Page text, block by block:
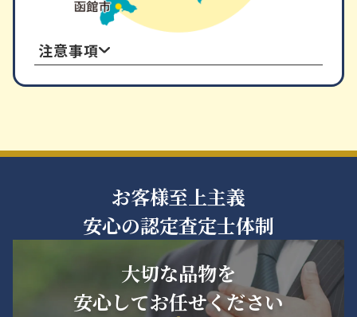
注意事項
コミックの同一タイトルは極力まとめて
帯やブックレット、説明書は書籍やケー
スの中に入れてご用意ください。
ゲーム機本体のケーブル類は純正品かご
確認ください。
ホビーで外箱・パーツ表等がある場合に
は査定upに繋がるので合わせてご用意く
ださい。
お客様至上主義
安心の認定査定士体制
大切な品物を
安心してお任せください